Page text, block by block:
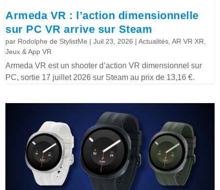
Armeda VR : l’action dimensionnelle
sur PC VR arrive sur Steam
par Rodolphe de StylistMe |Juil 23, 2026 |Actualités ,AR VR XR
Jeux & App VR
Armeda VR est un shooter d’action VR dimensionnel sur
PC, sortie 17 juillet 2026 sur Steam au prix de 13,16 €.